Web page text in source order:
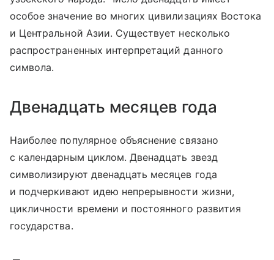
особое значение во многих цивилизациях Востока
и Центральной Азии. Существует несколько
распространенных интерпретаций данного
символа.
Двенадцать месяцев года
Наиболее популярное объяснение связано
с календарным циклом. Двенадцать звезд
символизируют двенадцать месяцев года
и подчеркивают идею непрерывности жизни,
цикличности времени и постоянного развития
государства.